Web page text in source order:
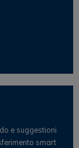
e suggestioni
smart